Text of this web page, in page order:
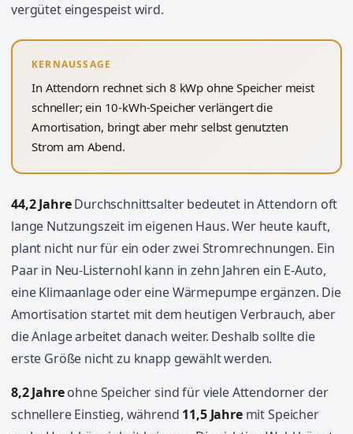
vergütet eingespeist wird.
KERNAUSSAGE
In Attendorn rechnet sich 8 kWp ohne Speicher meist
schneller; ein 10-kWh-Speicher verlängert die
Amortisation, bringt aber mehr selbst genutzten
Strom am Abend.
44,2 JahreDurchschnittsalter bedeutet in Attendorn oft
lange Nutzungszeit im eigenen Haus. Wer heute kauft,
plant nicht nur für ein oder zwei Stromrechnungen. Ein
Paar in Neu-Listernohl kann in zehn Jahren ein E-Auto,
eine Klimaanlage oder eine Wärmepumpe ergänzen. Die
Amortisation startet mit dem heutigen Verbrauch, aber
die Anlage arbeitet danach weiter. Deshalb sollte die
erste Größe nicht zu knapp gewählt werden.
8,2 Jahreohne Speicher sind für viele Attendorner der
schnellere Einstieg, während 11,5 Jahremit Speicher